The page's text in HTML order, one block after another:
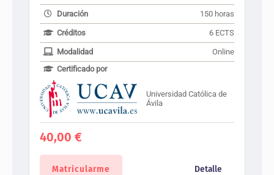
Duración 150 horas
Créditos 6 ECTS
Modalidad
Online
Certificado por
Universidad Católica de
Ávila
40,00 €
Matricularme Detalle